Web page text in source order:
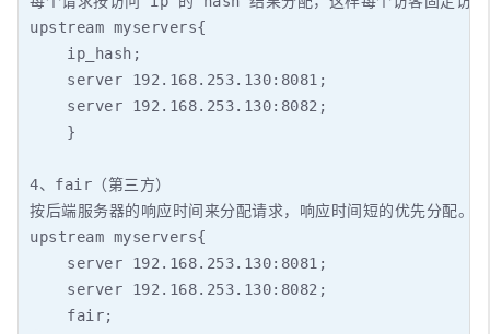
upstream myservers{
    ip_hash;
    server 192.168.253.130:8081;
    server 192.168.253.130:8082;
    }
4、fair（第三方）
按后端服务器的响应时间来分配请求，响应时间短的优先分配。
upstream myservers{
    server 192.168.253.130:8081;
    server 192.168.253.130:8082;
    fair;